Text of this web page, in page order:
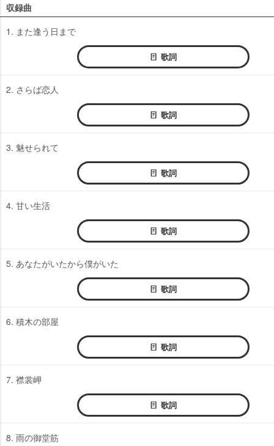
収録曲
1. また逢う日まで
歌詞
2. さらば恋人
歌詞
3. 魅せられて
歌詞
4. 甘い生活
歌詞
5. あなたがいたから僕がいた
歌詞
6. 積木の部屋
歌詞
7. 襟裳岬
歌詞
8. 雨の御堂筋